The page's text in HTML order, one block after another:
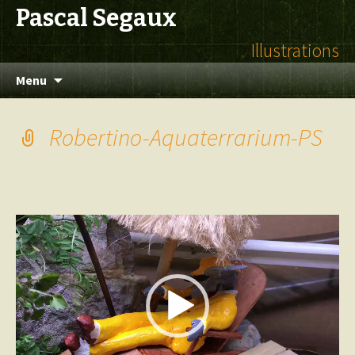
Pascal Segaux
Illustrations
Menu
Aller
au
Robertino-Aquaterrarium-PS
Lecteur
vidéo